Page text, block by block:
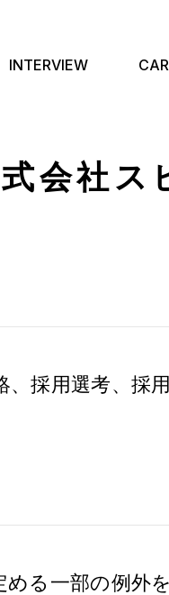
INTERVIEW
会社ス
採用選考、採
る一部の例外